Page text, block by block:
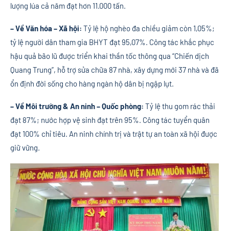
lượng lúa cả năm đạt hơn 11.000 tấn.
– Về Văn hóa – Xã hội: Tỷ lệ hộ nghèo đa chiều giảm còn 1,05%;
tỷ lệ người dân tham gia BHYT đạt 95,07%. Công tác khắc phục
hậu quả bão lũ được triển khai thần tốc thông qua “Chiến dịch
Quang Trung”, hỗ trợ sửa chữa 87 nhà, xây dựng mới 37 nhà và đã
ổn định đời sống cho hàng ngàn hộ dân bị ngập lụt.
– Về Môi trường & An ninh – Quốc phòng: Tỷ lệ thu gom rác thải
đạt 87%; nước hợp vệ sinh đạt trên 95%. Công tác tuyển quân
đạt 100% chỉ tiêu. An ninh chính trị và trật tự an toàn xã hội được
giữ vững.